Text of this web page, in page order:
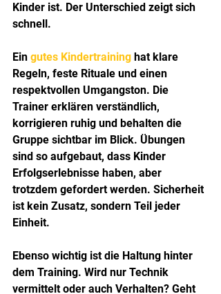
Kinder ist. Der Unterschied zeigt sich
schnell.
Ein gutes Kindertraining hat klare
Regeln, feste Rituale und einen
respektvollen Umgangston. Die
Trainer erklären verständlich,
korrigieren ruhig und behalten die
Gruppe sichtbar im Blick. Übungen
sind so aufgebaut, dass Kinder
Erfolgserlebnisse haben, aber
trotzdem gefordert werden. Sicherheit
ist kein Zusatz, sondern Teil jeder
Einheit.
Ebenso wichtig ist die Haltung hinter
dem Training. Wird nur Technik
vermittelt oder auch Verhalten? Geht